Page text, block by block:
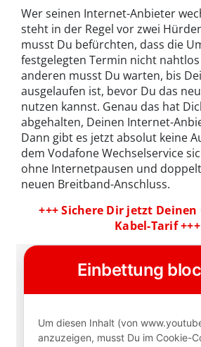
Wer seinen Internet-Anbieter
steht in der Regel vor zwei
musst Du befürchten, dass die
festgelegten Termin nicht
anderen musst Du warten, bis
ausgelaufen ist, bevor Du das
nutzen kannst. Genau das hat
abgehalten, Deinen Internet-
Dann gibt es jetzt absolut keine
dem Vodafone Wechselservice
ohne Internetpausen und
neuen Breitband-Anschluss.
+++ Sichere Dir jetzt Deinen
Kabel-Tarif +++